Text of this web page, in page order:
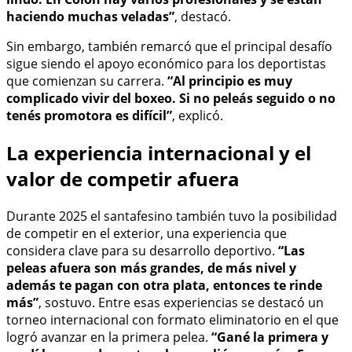
haciendo muchas veladas”, destacó.
Sin embargo, también remarcó que el principal desafío
sigue siendo el apoyo económico para los deportistas
que comienzan su carrera. “Al principio es muy
complicado vivir del boxeo. Si no peleás seguido o no
tenés promotora es difícil”, explicó.
La experiencia internacional y el
valor de competir afuera
Durante 2025 el santafesino también tuvo la posibilidad
de competir en el exterior, una experiencia que
considera clave para su desarrollo deportivo. “Las
peleas afuera son más grandes, de más nivel y
además te pagan con otra plata, entonces te rinde
más”, sostuvo. Entre esas experiencias se destacó un
torneo internacional con formato eliminatorio en el que
logró avanzar en la primera pelea. “Gané la primera y